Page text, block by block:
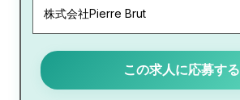
株式会社Pierre Brut
この求人に応募する